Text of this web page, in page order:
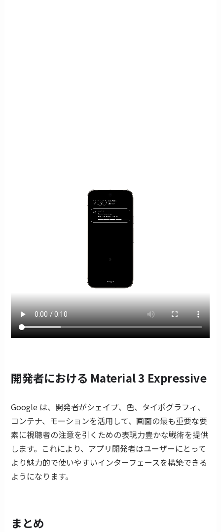
開発者における Material 3 Expressive
Google は、開発者がシェイプ、色、タイポグラフィ、
コンテナ、モーションを活用して、画面の最も重要な要
素に視聴者の注意を引くための表現力豊かな戦術を提供
します。これにより、アプリ開発者はユーザーにとって
より魅力的で使いやすいインターフェースを構築できる
ようになります。
まとめ